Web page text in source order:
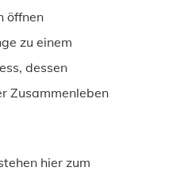
öffnen
zu einem
dessen
Zusammenleben
hier zum